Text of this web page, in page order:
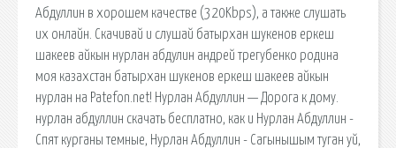
Абдуллин в хорошем качестве (320Kbps), а также слушать
их онлайн. Скачивай и слушай батырхан шукенов еркеш
шакеев айкын нурлан абдулин андрей трегубенко родина
моя казахстан батырхан шукенов еркеш шакеев айкын
нурлан на Patefon.net! Нурлан Абдуллин — Дорога к дому.
нурлан абдуллин cкачать бесплатно, как и Нурлан Абдуллин -
Спят курганы темные, Нурлан Абдуллин - Сагынышым туган уй,